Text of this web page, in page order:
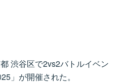
渋谷区で2vs2バトルイベン
」が開催された。